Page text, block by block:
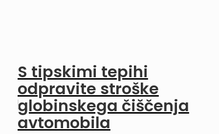
S tipskimi tepihi
odpravite stroške
globinskega čiščenja
avtomobila